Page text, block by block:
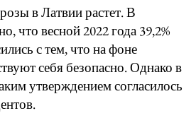
в Латвии растет. В
что весной 2022 года 39,2%
с тем, что на фоне
себя безопасно. Однако в
утверждением согласилось